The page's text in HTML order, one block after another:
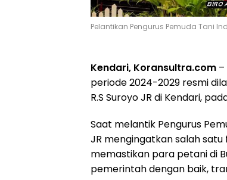
Pelantikan Pengurus Pemuda Tani
Kendari, Koransultra.com
periode 2024-2029 resmi
R.S Suroyo JR di Kendari,
Saat melantik Pengurus
JR mengingatkan salah satu
memastikan para petani di
pemerintah dengan baik,